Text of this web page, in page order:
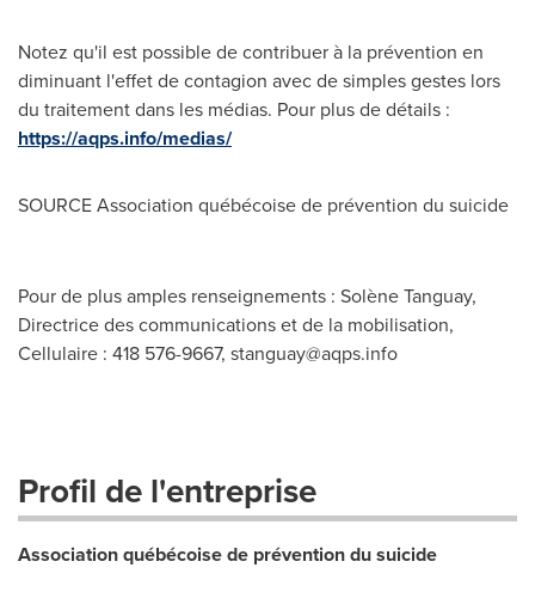
Notez qu'il est possible de contribuer à la prévention en
diminuant l'effet de contagion avec de simples gestes lors
du traitement dans les médias. Pour plus de détails :
https://aqps.info/medias/
SOURCE Association québécoise de prévention du suicide
Pour de plus amples renseignements : Solène Tanguay,
Directrice des communications et de la mobilisation,
Cellulaire : 418 576-9667, stanguay@aqps.info
Profil de l'entreprise
Association québécoise de prévention du suicide